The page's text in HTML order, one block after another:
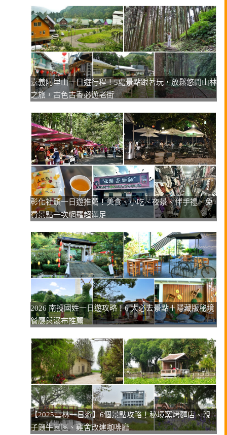
嘉義阿里山一日遊行程！5處景點跟著玩，放鬆悠閒山林
之旅，古色古香必遊老街
彰化社頭一日遊推薦！美食、小吃、夜景、伴手禮、免
費景點一次網羅超滿足
2026 南投國姓一日遊攻略！6 大必去景點＋隱藏版秘境
餐廳與瀑布推薦
【2025雲林一日遊】6個景點攻略！秘境窯烤麵店、親
子餵牛園區、雞舍改建咖啡廳